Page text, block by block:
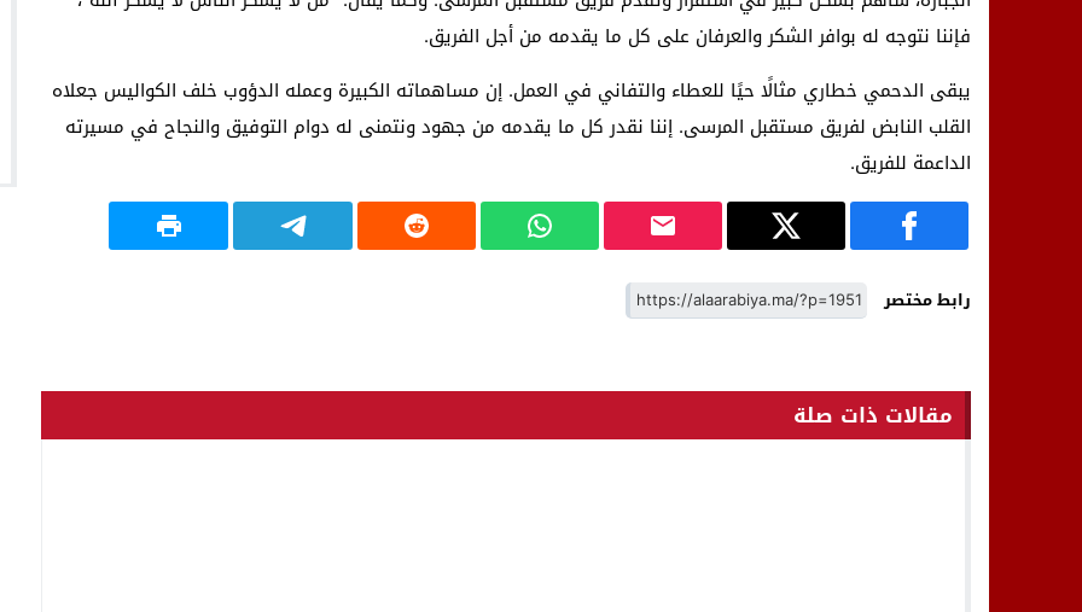
فإننا نتوجه له بوافر الشكر والعرفان على كل ما يقدمه من أجل الفريق.
يبقى الدحمي خطاري مثالًا حيًا للعطاء والتفاني في العمل. إن مساهماته الكبيرة وعمله الدؤوب خلف الكواليس جعلاه
القلب النابض لفريق مستقبل المرسى. إننا نقدر كل ما يقدمه من جهود ونتمنى له دوام التوفيق والنجاح في مسيرته
الداعمة للفريق.
رابط مختصر
مقالات ذات صلة